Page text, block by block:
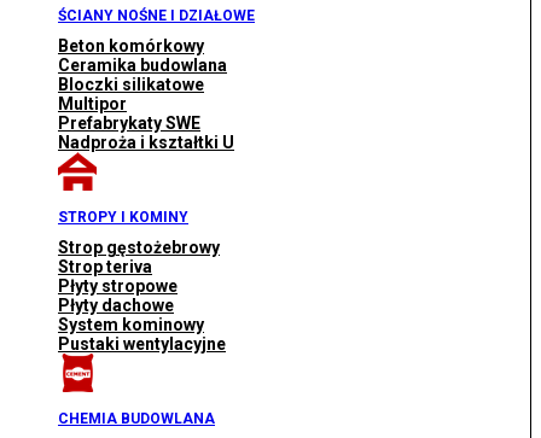
ŚCIANY NOŚNE I DZIAŁOWE
Beton komórkowy
Ceramika budowlana
Bloczki silikatowe
Multipor
Prefabrykaty SWE
Nadproża i kształtki U
STROPY I KOMINY
Strop gęstożebrowy
Strop teriva
Płyty stropowe
Płyty dachowe
System kominowy
Pustaki wentylacyjne
CHEMIA BUDOWLANA